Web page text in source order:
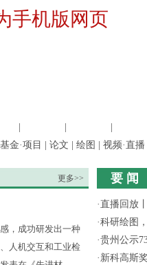
手机版网页
基金·项目 论文 绘图 视频·直播
更多>>
，成功研发出一种
人机交互和工业检
要 闻
·直播回放
·科研绘图
·贵州公示
· 新科高斯